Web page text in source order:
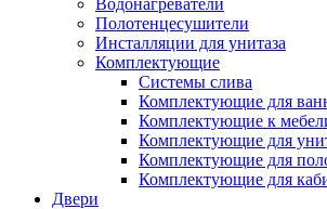
Водонагреватели
Полотенцесушители
Инсталляции для унитаза
Комплектующие
Системы слива
Комплектующие для
Комплектующие к
Комплектующие для
Комплектующие для
Комплектующие для
Двери